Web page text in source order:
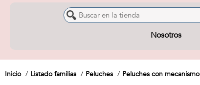
Nosotros
Inicio Listado familias Peluches Peluches con mecanismo